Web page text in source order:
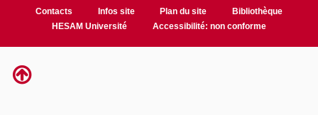
Contacts Infos site Plan du site
Bibliothèque
HESAM Université
Accessibilité: non conforme